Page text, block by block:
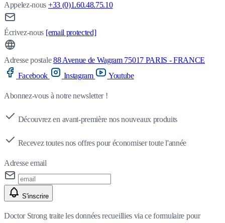
Appelez-nous +33 (0)1.60.48.75.10
Écrivez-nous [email protected]
Adresse postale 88 Avenue de Wagram 75017 PARIS - FRANCE
Facebook
Instagram Youtube
Abonnez-vous à notre newsletter !
Découvrez en avant-première nos nouveaux produits
Recevez toutes nos offres pour économiser toute l'année
Adresse email
S'inscrire
Doctor Strong traite les données recueillies via ce formulaire pour